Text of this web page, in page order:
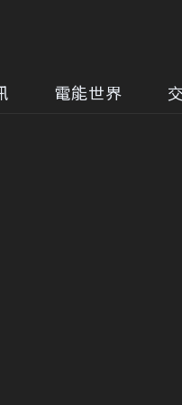
電能世界